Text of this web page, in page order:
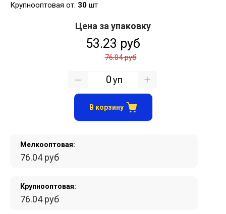
Крупнооптовая от: 30 шт
Мелкооптовая:
76.04 руб
Крупнооптовая:
76.04 руб
Цена за упаковку
53.23 руб
76.04 руб
уп
В корзину